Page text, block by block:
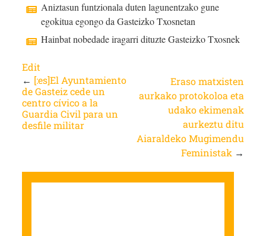
Aniztasun funtzionala duten lagunentzako gune
egokitua egongo da Gasteizko Txosnetan
Hainbat nobedade iragarri dituzte Gasteizko Txosnek
Edit
← [:es]El Ayuntamiento
de Gasteiz cede un
centro cívico a la
Guardia Civil para un
desfile militar
Eraso matxisten
aurkako protokoloa eta
udako ekimenak
aurkeztu ditu
Aiaraldeko Mugimendu
Feministak →